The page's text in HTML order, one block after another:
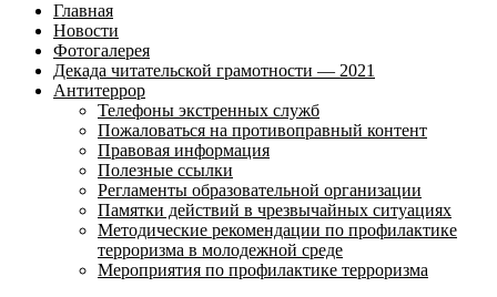
Главная
Новости
Фотогалерея
Декада читательской грамотности — 2021
Антитеррор
Телефоны экстренных служб
Пожаловаться на противоправный контент
Правовая информация
Полезные ссылки
Регламенты образовательной организации
Памятки действий в чрезвычайных ситуациях
Методические рекомендации по профилактике
терроризма в молодежной среде
Мероприятия по профилактике терроризма